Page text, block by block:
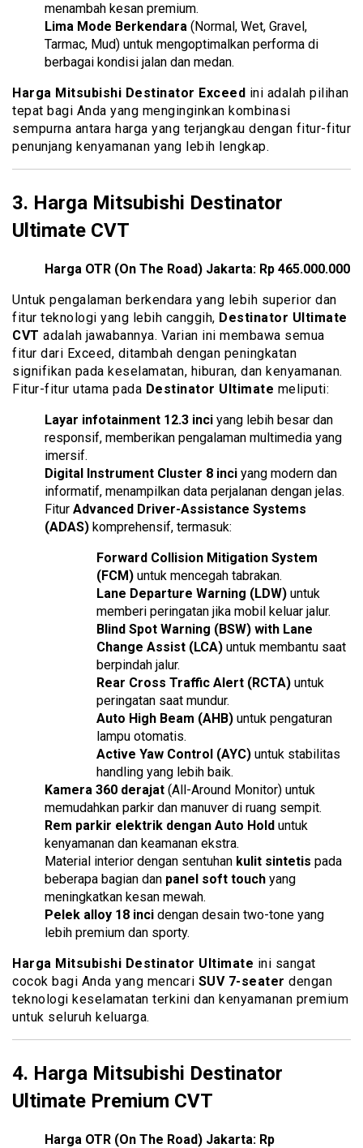
menambah kesan premium.
Lima Mode Berkendara (Normal, Wet, Gravel,
Tarmac, Mud) untuk mengoptimalkan performa di
berbagai kondisi jalan dan medan.
Harga Mitsubishi Destinator Exceed ini adalah pilihan
tepat bagi Anda yang menginginkan kombinasi
sempurna antara harga yang terjangkau dengan fitur-fitur
penunjang kenyamanan yang lebih lengkap.
3. Harga Mitsubishi Destinator
Ultimate CVT
Harga OTR (On The Road) Jakarta: Rp 465.000.000
Untuk pengalaman berkendara yang lebih superior dan
fitur teknologi yang lebih canggih, Destinator Ultimate
CVT adalah jawabannya. Varian ini membawa semua
fitur dari Exceed, ditambah dengan peningkatan
signifikan pada keselamatan, hiburan, dan kenyamanan.
Fitur-fitur utama pada Destinator Ultimate meliputi:
Layar infotainment 12.3 inci yang lebih besar dan
responsif, memberikan pengalaman multimedia yang
imersif.
Digital Instrument Cluster 8 inci yang modern dan
informatif, menampilkan data perjalanan dengan jelas.
Fitur Advanced Driver-Assistance Systems
(ADAS) komprehensif, termasuk:
Forward Collision Mitigation System
(FCM) untuk mencegah tabrakan.
Lane Departure Warning (LDW) untuk
memberi peringatan jika mobil keluar jalur.
Blind Spot Warning (BSW) with Lane
Change Assist (LCA) untuk membantu saat
berpindah jalur.
Rear Cross Traffic Alert (RCTA) untuk
peringatan saat mundur.
Auto High Beam (AHB) untuk pengaturan
lampu otomatis.
Active Yaw Control (AYC) untuk stabilitas
handling yang lebih baik.
Kamera 360 derajat (All-Around Monitor) untuk
memudahkan parkir dan manuver di ruang sempit.
Rem parkir elektrik dengan Auto Hold untuk
kenyamanan dan keamanan ekstra.
Material interior dengan sentuhan kulit sintetis pada
beberapa bagian dan panel soft touch yang
meningkatkan kesan mewah.
Pelek alloy 18 inci dengan desain two-tone yang
lebih premium dan sporty.
Harga Mitsubishi Destinator Ultimate ini sangat
cocok bagi Anda yang mencari SUV 7-seater dengan
teknologi keselamatan terkini dan kenyamanan premium
untuk seluruh keluarga.
4. Harga Mitsubishi Destinator
Ultimate Premium CVT
Harga OTR (On The Road) Jakarta: Rp